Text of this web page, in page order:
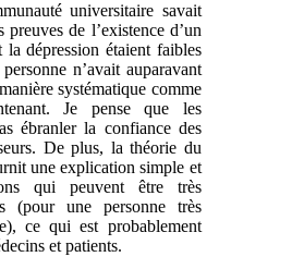
universitaire savait
preuves de l’existence d’un
dépression étaient faibles
n’avait auparavant
systématique comme
Je pense que les
ébranler la confiance des
De plus, la théorie du
une explication simple et
qui peuvent être très
(pour une personne très
ce qui est probablement
et patients.